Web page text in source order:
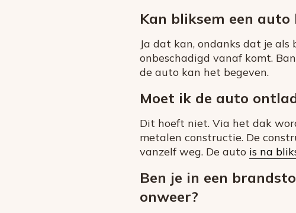
Kan bliksem een auto
Ja dat kan, ondanks dat je
onbeschadigd vanaf komt.
de auto kan het begeven.
Moet ik de auto
Dit hoeft niet. Via het dak
metalen constructie. De
vanzelf weg. De auto is na
Ben je in een
onweer?